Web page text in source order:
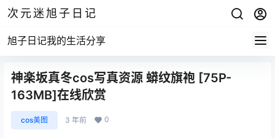
次元迷旭子日记
旭子日记我的生活分享
神楽坂真冬cos写真资源 蟒纹旗袍 [75P-
163MB]在线欣赏
cos美图 3 年前 0